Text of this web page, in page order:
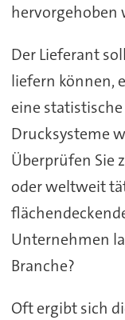
hervorgehoben
Der Lieferant
liefern können,
eine
Drucksysteme
Überprüfen Sie
oder weltweit
Unternehmen
Branche?
Oft ergibt sich